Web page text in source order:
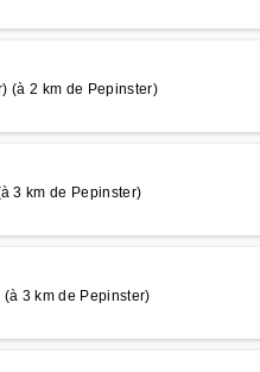
(à 2 km de Pepinster)
3 km de Pepinster)
3 km de Pepinster)